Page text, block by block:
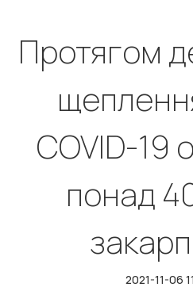
Протягом
COVID-19
понад
2021-11-06